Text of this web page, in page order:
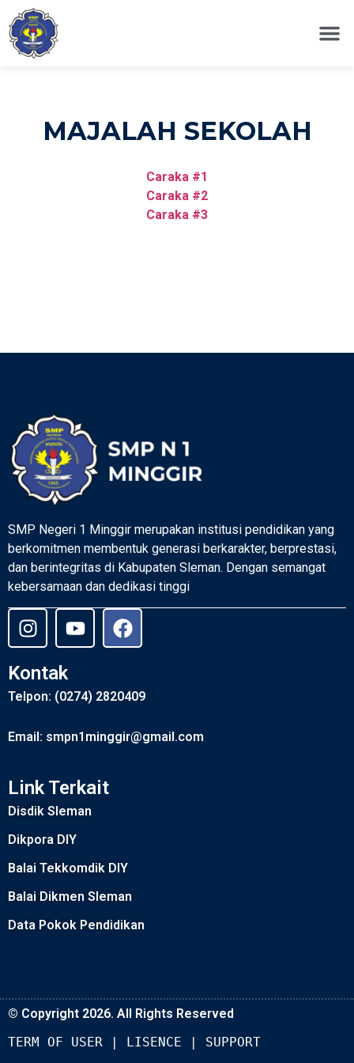
MAJALAH SEKOLAH
Caraka #1
Caraka #2
Caraka #3
SMP Negeri 1 Minggir merupakan institusi pendidikan yang
berkomitmen membentuk generasi berkarakter, berprestasi,
dan berintegritas di Kabupaten Sleman. Dengan semangat
kebersamaan dan dedikasi tinggi
Kontak
Telpon: (0274) 2820409
Email: smpn1minggir@gmail.com
Link Terkait
Disdik Sleman
Dikpora DIY
Balai Tekkomdik DIY
Balai Dikmen Sleman
Data Pokok Pendidikan
© Copyright 2026. All Rights Reserved
TERM OF USER
LISENCE SUPPORT